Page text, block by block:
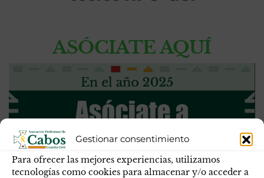
Gestionar consentimiento
Para ofrecer las mejores experiencias, utilizamos
tecnologías como cookies para almacenar y/o acceder a
ASÓCIATE AQUÍ